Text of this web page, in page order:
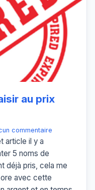
au prix
commentaire
article il y a
5 noms de
déjà pris, cela me
avec cette